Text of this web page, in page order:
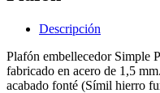
Descripción
Plafón embellecedor Simple
fabricado en acero de 1,5
acabado fonté (Símil hierro